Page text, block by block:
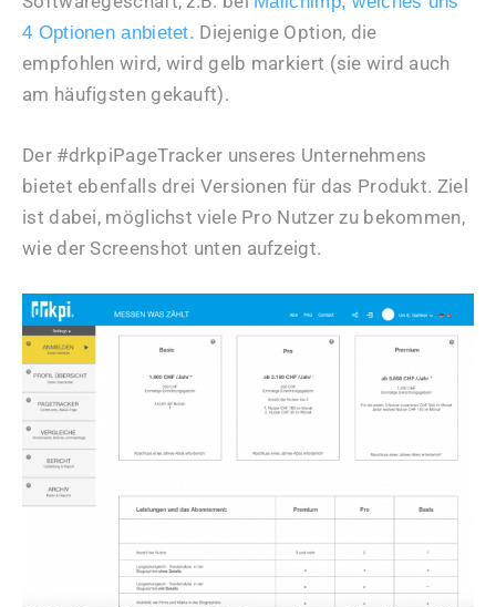
4 Optionen anbietet. Diejenige Option, die
empfohlen wird, wird gelb markiert (sie wird auch
am häufigsten gekauft).
Der #drkpiPageTracker unseres Unternehmens
bietet ebenfalls drei Versionen für das Produkt. Ziel
ist dabei, möglichst viele Pro Nutzer zu bekommen,
wie der Screenshot unten aufzeigt.